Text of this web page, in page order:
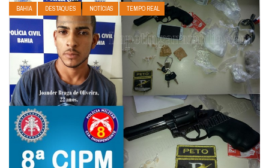
BAHIA DESTAQUES NOTÍCIAS TEMPO REAL